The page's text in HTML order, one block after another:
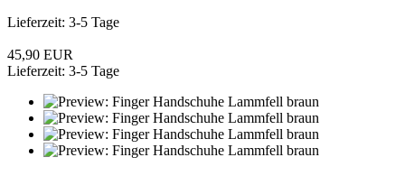
Lieferzeit: 3-5 Tage
45,90 EUR
Lieferzeit: 3-5 Tage